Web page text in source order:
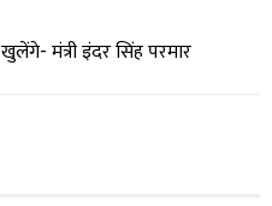
मंत्री इंदर सिंह परमार